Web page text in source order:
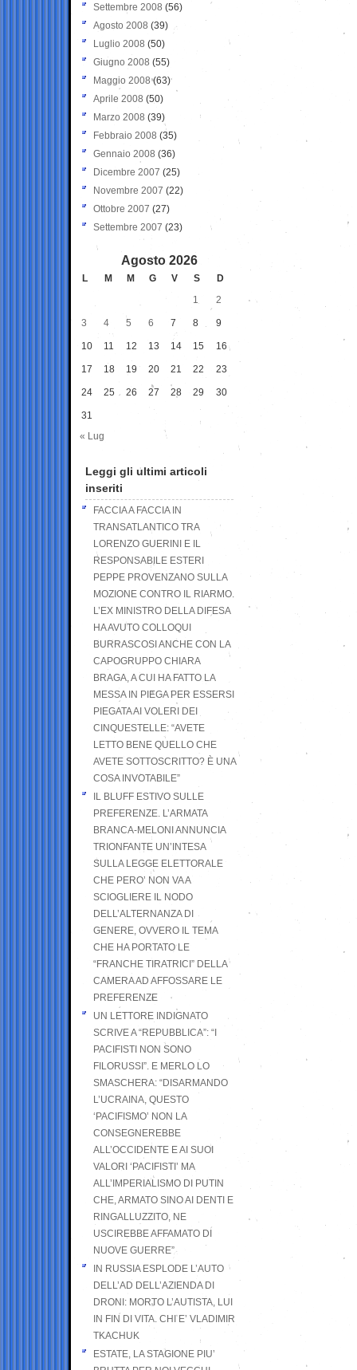
Settembre 2008 (56)
Agosto 2008 (39)
Luglio 2008 (50)
Giugno 2008 (55)
Maggio 2008(63)
Aprile 2008 (50)
Marzo 2008 (39)
Febbraio 2008 (35)
Gennaio 2008 (36)
Dicembre 2007 (25)
Novembre 2007 (22)
Ottobre 2007 (27)
Settembre 2007 (23)
Agosto 2026
L M M G V S
D
1
2
3 4 5 6 7 8 9
10 11 12 13 14 15 16
17 18 19 20 21 22 23
24 25 26 27 28 29 30
31
« Lug
Leggi gli ultimi articoli
inseriti
FACCIA A FACCIA IN
TRANSATLANTICO TRA
LORENZO GUERINI E IL
RESPONSABILE ESTERI
PEPPE PROVENZANO SULLA
MOZIONE CONTRO IL RIARMO.
L’EX MINISTRO DELLA DIFESA
HA AVUTO COLLOQUI
BURRASCOSI ANCHE CON LA
CAPOGRUPPO CHIARA
BRAGA, A CUI HA FATTO LA
MESSA IN PIEGA PER ESSERSI
PIEGATA AI VOLERI DEI
CINQUESTELLE: “AVETE
LETTO BENE QUELLO CHE
AVETE SOTTOSCRITTO? È UNA
COSA INVOTABILE”
IL BLUFF ESTIVO SULLE
PREFERENZE. L’ARMATA
BRANCA-MELONI ANNUNCIA
TRIONFANTE UN’INTESA
SULLA LEGGE ELETTORALE
CHE PERO’ NON VA A
SCIOGLIERE IL NODO
DELL’ALTERNANZA DI
GENERE, OVVERO IL TEMA
CHE HA PORTATO LE
“FRANCHE TIRATRICI” DELLA
CAMERA AD AFFOSSARE LE
PREFERENZE
UN LETTORE INDIGNATO
SCRIVE A “REPUBBLICA”: “I
PACIFISTI NON SONO
FILORUSSI”. E MERLO LO
SMASCHERA: “DISARMANDO
L’UCRAINA, QUESTO
‘PACIFISMO’ NON LA
CONSEGNEREBBE
ALL’OCCIDENTE E AI SUOI
VALORI ‘PACIFISTI’ MA
ALL’IMPERIALISMO DI PUTIN
CHE, ARMATO SINO AI DENTI E
RINGALLUZZITO, NE
USCIREBBE AFFAMATO DI
NUOVE GUERRE”
IN RUSSIA ESPLODE L’AUTO
DELL’AD DELL’AZIENDA DI
DRONI: MORTO L’AUTISTA, LUI
IN FIN DI VITA. CHI E’ VLADIMIR
TKACHUK
ESTATE, LA STAGIONE PIU’